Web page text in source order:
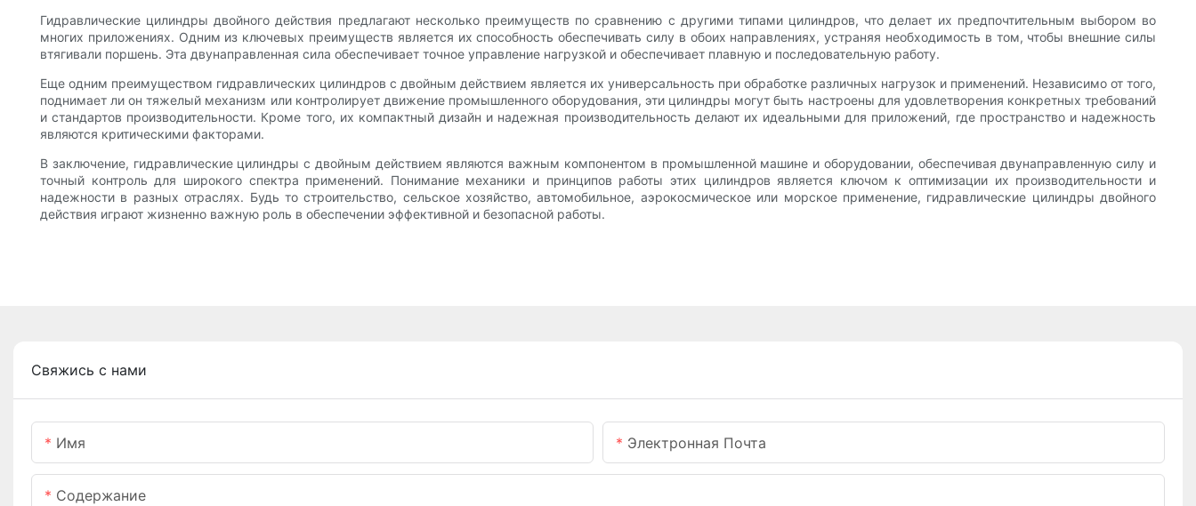
Гидравлические цилиндры двойного действия предлагают несколько преимуществ по сравнению с другими типами цилиндров, что делает их предпочтительным выбором во
многих приложениях. Одним из ключевых преимуществ является их способность обеспечивать силу в обоих направлениях, устраняя необходимость в том, чтобы внешние силы
втягивали поршень. Эта двунаправленная сила обеспечивает точное управление нагрузкой и обеспечивает плавную и последовательную работу.
Еще одним преимуществом гидравлических цилиндров с двойным действием является их универсальность при обработке различных нагрузок и применений. Независимо от того,
поднимает ли он тяжелый механизм или контролирует движение промышленного оборудования, эти цилиндры могут быть настроены для удовлетворения конкретных требований
и стандартов производительности. Кроме того, их компактный дизайн и надежная производительность делают их идеальными для приложений, где пространство и надежность
являются критическими факторами.
В заключение, гидравлические цилиндры с двойным действием являются важным компонентом в промышленной машине и оборудовании, обеспечивая двунаправленную силу и
точный контроль для широкого спектра применений. Понимание механики и принципов работы этих цилиндров является ключом к оптимизации их производительности и
надежности в разных отраслях. Будь то строительство, сельское хозяйство, автомобильное, аэрокосмическое или морское применение, гидравлические цилиндры двойного
действия играют жизненно важную роль в обеспечении эффективной и безопасной работы.
Свяжись с нами
Имя Электронная Почта
Содержание